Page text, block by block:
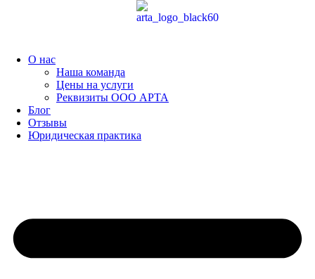
О нас
Наша команда
Цены на услуги
Реквизиты ООО АРТА
Блог
Отзывы
Юридическая практика